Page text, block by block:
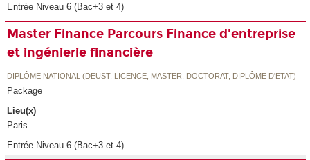
Entrée Niveau 6 (Bac+3 et 4)
Master Finance Parcours Finance d'entreprise
et ingénierie financière
DIPLÔME NATIONAL (DEUST, LICENCE, MASTER, DOCTORAT, DIPLÔME D'ETAT)
Package
Lieu(x)
Paris
Entrée Niveau 6 (Bac+3 et 4)